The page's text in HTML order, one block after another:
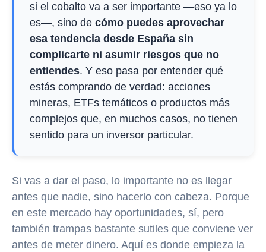
si el cobalto va a ser importante —eso ya lo
es—, sino de cómo puedes aprovechar
esa tendencia desde España sin
complicarte ni asumir riesgos que no
entiendes. Y eso pasa por entender qué
estás comprando de verdad: acciones
mineras, ETFs temáticos o productos más
complejos que, en muchos casos, no tienen
sentido para un inversor particular.
Si vas a dar el paso, lo importante no es llegar
antes que nadie, sino hacerlo con cabeza. Porque
en este mercado hay oportunidades, sí, pero
también trampas bastante sutiles que conviene ver
antes de meter dinero. Aquí es donde empieza la